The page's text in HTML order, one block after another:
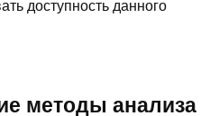
доступность данного
методы анализа